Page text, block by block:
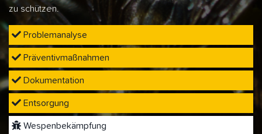
zu schützen.
Problemanalyse
Präventivmaßnahmen
Dokumentation
Entsorgung
Wespenbekämpfung